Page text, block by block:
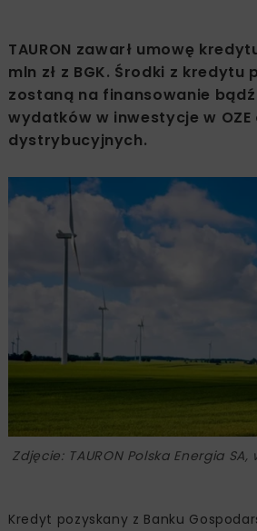
TAURON zawarł umowę
mln zł z BGK. Środki z kredytu
zostaną na finansowanie
wydatków w inwestycje w
dystrybucyjnych.
Zdjęcie: TAURON Polska Energia
Kredyt pozyskany z Banku